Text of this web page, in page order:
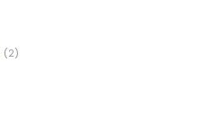
(2)